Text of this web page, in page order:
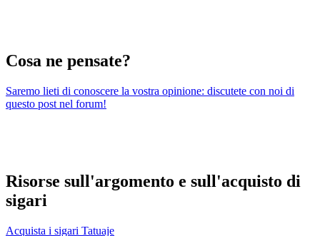
Cosa ne pensate?
Saremo lieti di conoscere la vostra opinione: discutete con noi di
questo post nel forum!
Risorse sull'argomento e sull'acquisto di
sigari
Acquista i sigari Tatuaje